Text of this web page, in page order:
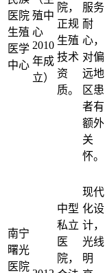
医院
生殖
医学
中心
殖中
心
2010
年成
立）
院，
正规
生殖
技术
资
质。
服务
耐
心，
对偏
远地
区患
者有
额外
关
怀。
南宁
曙光
医院
中型
私立
医
院，
现代
化设
计，
光线
明